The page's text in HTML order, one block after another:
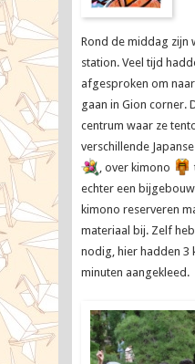
Japan 2013
Map
Travellers
Rond de middag zijn
station. Veel tijd
afgesproken om
gaan in Gion corner.
centrum waar ze
verschillende
, over kimono
echter een
kimono reserveren
materiaal bij. Zelf
nodig, hier hadden 3
minuten aangekleed.